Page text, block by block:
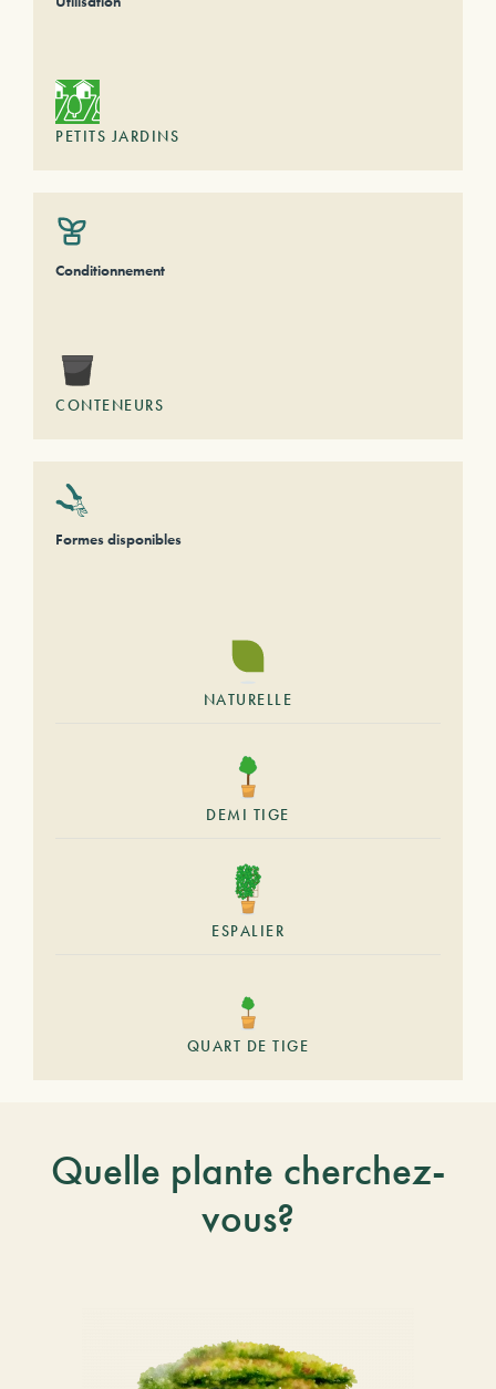
PETITS JARDINS
Conditionnement
CONTENEURS
Formes disponibles
NATURELLE
DEMI TIGE
ESPALIER
QUART DE TIGE
Quelle plante cherchez-
vous?